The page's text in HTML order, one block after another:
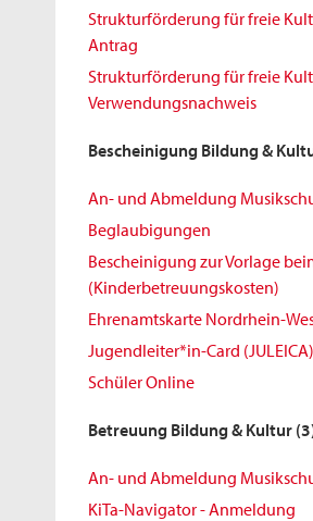
Strukturförderung für freie
Antrag
Strukturförderung für freie
Verwendungsnachweis
Bescheinigung Bildung &
An- und Abmeldung
Beglaubigungen
Bescheinigung zur Vorlage
(Kinderbetreuungskosten)
Ehrenamtskarte Nordrhein-
Jugendleiter*in-Card (JULEICA)
Schüler Online
Betreuung Bildung & Kultur
An- und Abmeldung
KiTa-Navigator - Anmeldung